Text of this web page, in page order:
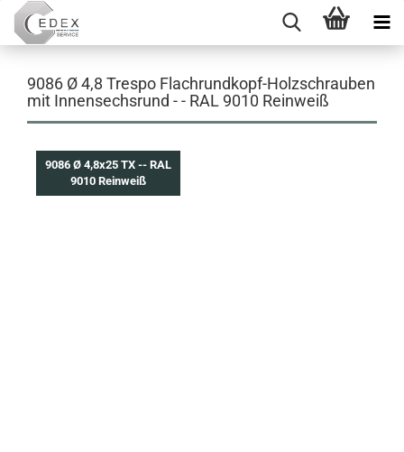
9086 Ø 4,8 Trespo Flachrundkopf-Holzschrauben
mit Innensechsrund - - RAL 9010 Reinweiß
9086 Ø 4,8x25 TX -- RAL
9010 Reinweiß